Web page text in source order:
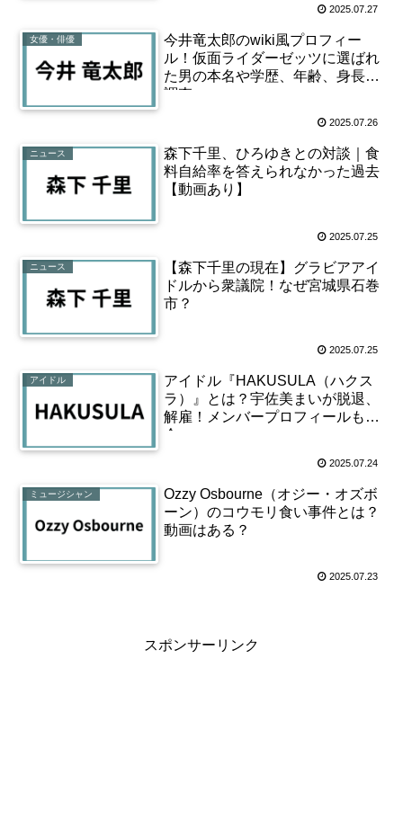
2025.07.27
女優・俳優
今井竜太郎のwiki風プロフィー
ル！仮面ライダーゼッツに選ばれ
た男の本名や学歴、年齢、身長を
調査
2025.07.26
ニュース
森下千里、ひろゆきとの対談｜食
料自給率を答えられなかった過去
【動画あり】
2025.07.25
ニュース
【森下千里の現在】グラビアアイ
ドルから衆議院！なぜ宮城県石巻
市？
2025.07.25
アイドル
アイドル『HAKUSULA（ハクス
ラ）』とは？宇佐美まいが脱退、
解雇！メンバープロフィールも紹
介
2025.07.24
ミュージシャン
Ozzy Osbourne（オジー・オズボ
ーン）のコウモリ食い事件とは？
動画はある？
2025.07.23
スポンサーリンク